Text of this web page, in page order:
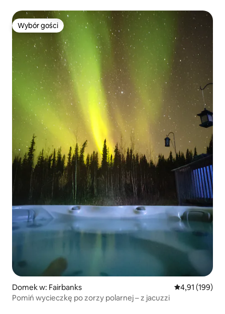
Wybór gości
Wybór gości
Domek w: Fairbanks Średnia
4,91 (199)
Pomiń wycieczkę po zorzy polarnej – z jacuzzi